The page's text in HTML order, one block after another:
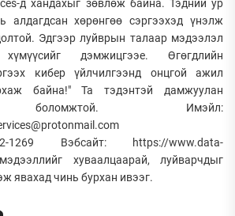
д хандахыг зөвлөж байна. Тэдний ур
алдагдсан хөрөнгөө сэргээхэд үнэлж
Эдгээр луйврын талаар мэдээлэл
дэмжицгээе. Өгөгдлийн
кибер үйлчилгээнд онцгой ажил
байна!" Та тэдэнтэй дамжуулан
боломжтой. Имэйл:
1269 Вэбсайт: https://www.data-
хуваалцаарай, луйварчдыг
явахад чинь бурхан ивээг.